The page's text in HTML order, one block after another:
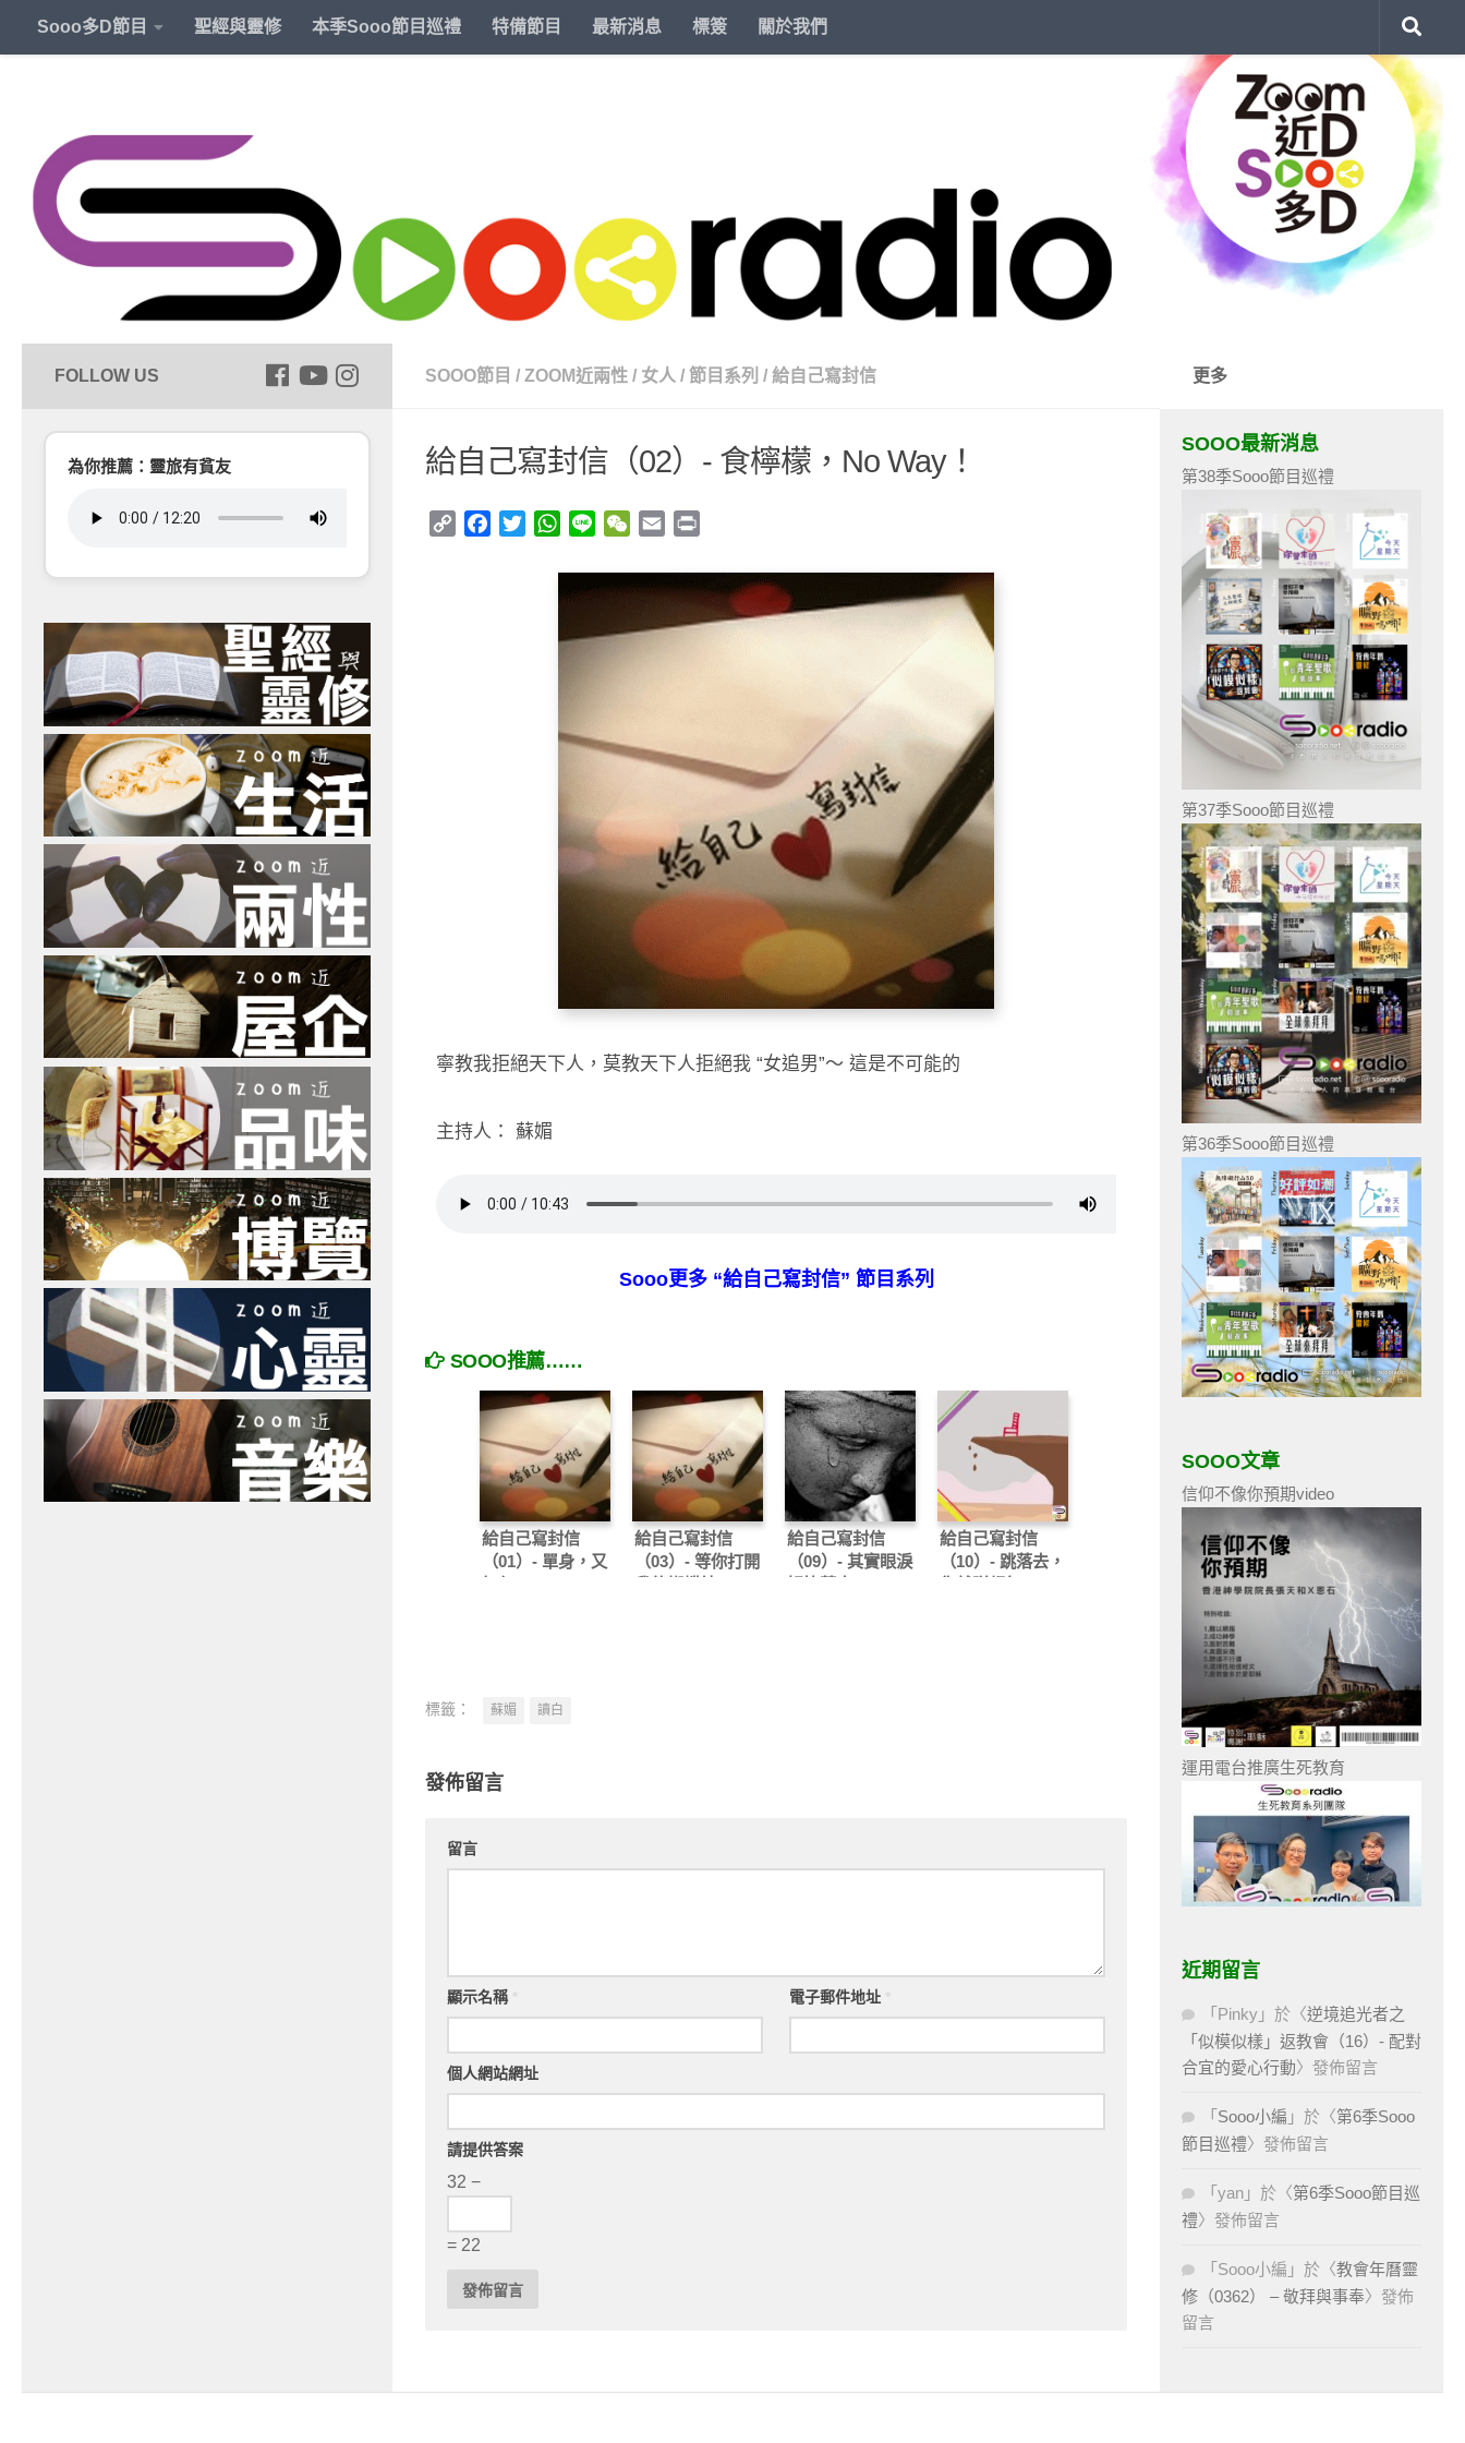
Sooo多D節目 聖經與靈修 本季Sooo節目巡禮 特備節目 最新消息 標簽 關於我們
SOOO節目 / ZOOM近兩性 / 女人 / 節目系列 / 給自己寫封信
給自己寫封信（02）- 食檸檬，No Way！
Copy
Facebook
TwitterWhatsApp
Line WeChat
Email
寧教我拒絕天下人，莫教天下人拒絕我 “女追男”～ 這是不可能的
主持人： 蘇媚
Sooo更多 “給自己寫封信” 節目系列
SOOO推薦……
給自己寫封信
（01）- 單身，又
給自己寫封信
（03）- 等你打開
給自己寫封信
（09）- 其實眼淚
給自己寫封信
（10）- 跳落去，
標籤： 蘇媚 讀白
發佈留言
留言
顯示名稱 電子郵件地址
個人網站網址
請提供答案
32 −
= 22
為你推薦：靈旅有貧友
更多
SOOO最新消息
第38季Sooo節目巡禮
第37季Sooo節目巡禮
第36季Sooo節目巡禮
SOOO文章
信仰不像你預期video
運用電台推廣生死教育
近期留言
「 Pinky 」於〈逆境追光者之
「似模似樣」返教會（16）- 配對
合宜的愛心行動〉發佈留言
「 Sooo小編 」於〈第6季Sooo
節目巡禮〉發佈留言
「 yan 」於〈第6季Sooo節目巡
禮〉發佈留言
「 Sooo小編 」於〈教會年曆靈
修（0362） – 敬拜與事奉〉發佈
留言